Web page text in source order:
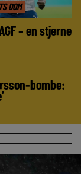
DOM
– en stjerne
bombe: